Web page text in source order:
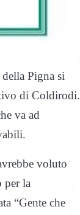
Pigna si
di Coldirodi.
va ad
voluto
per la
“Gente che